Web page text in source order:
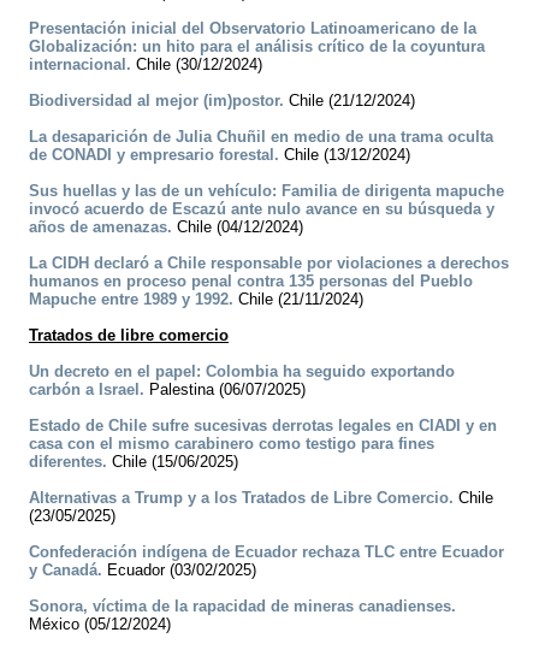
Presentación inicial del Observatorio Latinoamericano de la
Globalización: un hito para el análisis crítico de la coyuntura
internacional. Chile (30/12/2024)
Biodiversidad al mejor (im)postor. Chile (21/12/2024)
La desaparición de Julia Chuñil en medio de una trama oculta
de CONADI y empresario forestal. Chile (13/12/2024)
Sus huellas y las de un vehículo: Familia de dirigenta mapuche
invocó acuerdo de Escazú ante nulo avance en su búsqueda y
años de amenazas. Chile (04/12/2024)
La CIDH declaró a Chile responsable por violaciones a derechos
humanos en proceso penal contra 135 personas del Pueblo
Mapuche entre 1989 y 1992. Chile (21/11/2024)
Tratados de libre comercio
Un decreto en el papel: Colombia ha seguido exportando
carbón a Israel. Palestina (06/07/2025)
Estado de Chile sufre sucesivas derrotas legales en CIADI y en
casa con el mismo carabinero como testigo para fines
diferentes. Chile (15/06/2025)
Alternativas a Trump y a los Tratados de Libre Comercio. Chile
(23/05/2025)
Confederación indígena de Ecuador rechaza TLC entre Ecuador
y Canadá. Ecuador (03/02/2025)
Sonora, víctima de la rapacidad de mineras canadienses.
México (05/12/2024)